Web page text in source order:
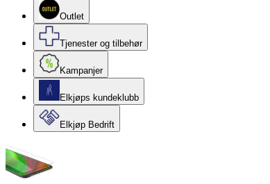
Outlet
Tjenester og tilbehør
Kampanjer
Elkjøps kundeklubb
Elkjøp Bedrift